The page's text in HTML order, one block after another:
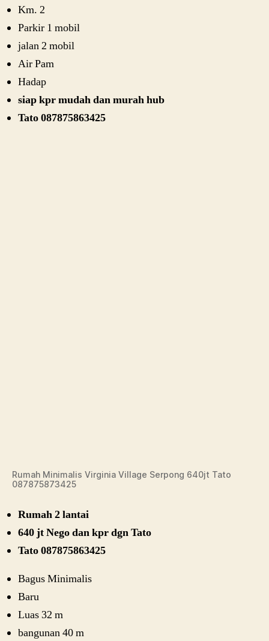
Km. 2
Parkir 1 mobil
jalan 2 mobil
Air Pam
Hadap
siap kpr mudah dan murah hub
Tato 087875863425
Rumah Minimalis Virginia Village Serpong 640jt Tato
087875873425
Rumah 2 lantai
640 jt Nego dan kpr dgn Tato
Tato 087875863425
Bagus Minimalis
Baru
Luas 32 m
bangunan 40 m